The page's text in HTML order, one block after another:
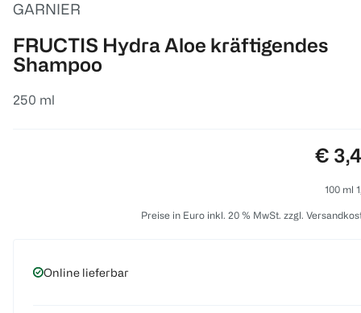
GARNIER
FRUCTIS Hydra Aloe kräftigendes
Shampoo
250 ml
€
100 ml
Preise in Euro inkl. 20 % MwSt. zzgl.
Online lieferbar